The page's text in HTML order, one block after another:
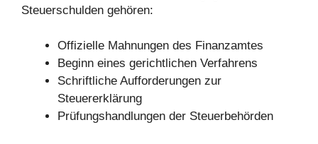
Steuerschulden gehören:
Offizielle Mahnungen des Finanzamtes
Beginn eines gerichtlichen Verfahrens
Schriftliche Aufforderungen zur
Steuererklärung
Prüfungshandlungen der Steuerbehörden